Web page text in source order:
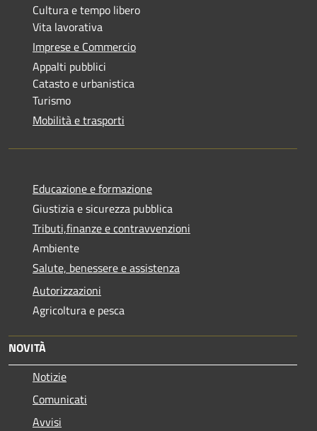
Cultura e tempo libero
Vita lavorativa
Imprese e Commercio
Appalti pubblici
Catasto e urbanistica
Turismo
Mobilità e trasporti
Educazione e formazione
Giustizia e sicurezza pubblica
Tributi,finanze e contravvenzioni
Ambiente
Salute, benessere e assistenza
Autorizzazioni
Agricoltura e pesca
NOVITÀ
Notizie
Comunicati
Avvisi